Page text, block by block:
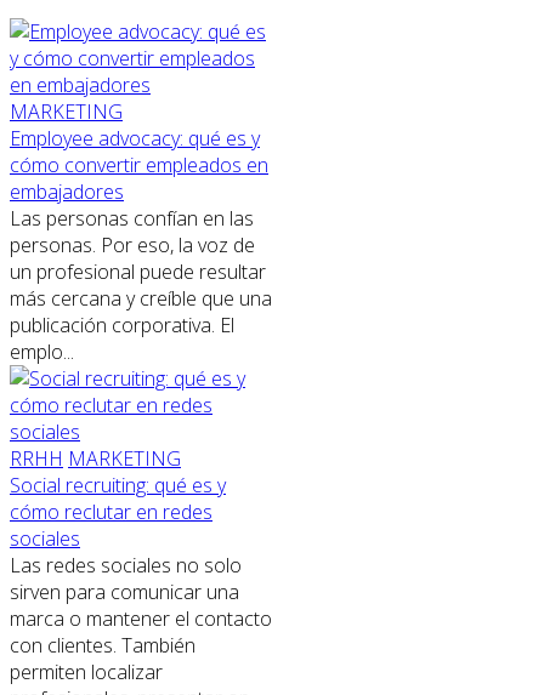
MARKETING
Employee advocacy: qué es y
cómo convertir empleados en
embajadores
Las personas confían en las
personas. Por eso, la voz de
un profesional puede resultar
más cercana y creíble que una
publicación corporativa. El
emplo...
RRHH MARKETING
Social recruiting: qué es y
cómo reclutar en redes
sociales
Las redes sociales no solo
sirven para comunicar una
marca o mantener el contacto
con clientes. También
permiten localizar